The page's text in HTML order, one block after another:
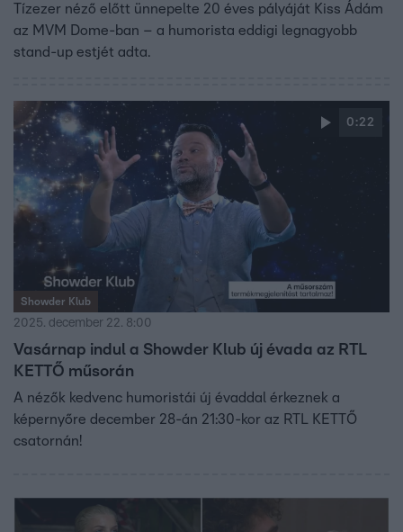
Tízezer néző előtt ünnepelte 20 éves pályáját Kiss Ádám
az MVM Dome-ban – a humorista eddigi legnagyobb
stand-up estjét adta.
0:22
Showder Klub
2025. december 22. 8:00
Vasárnap indul a Showder Klub új évada az RTL
KETTŐ műsorán
A nézők kedvenc humoristái új évaddal érkeznek a
képernyőre december 28-án 21:30-kor az RTL KETTŐ
csatornán!